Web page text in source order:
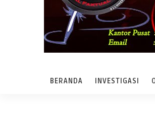
BERANDA INVESTIGASI